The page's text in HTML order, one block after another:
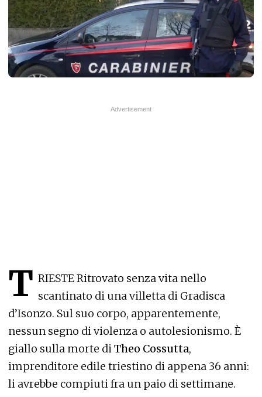
T RIESTE Ritrovato senza vita nello
scantinato di una villetta di Gradisca
d’Isonzo. Sul suo corpo, apparentemente,
nessun segno di violenza o autolesionismo. È
giallo sulla morte diTheo Cossutta,
imprenditore edile triestino di appena 36 anni:
li avrebbe compiuti fra un paio di settimane.